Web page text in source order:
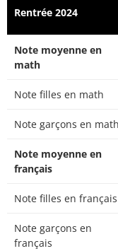
Rentrée 2024
Note moyenne en
math
Note filles en math
Note garçons en math
Note moyenne en
français
Note filles en français
Note garçons en
français